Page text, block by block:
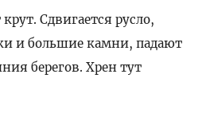
Сдвигается русло,
и большие камни, падают
берегов. Хрен тут